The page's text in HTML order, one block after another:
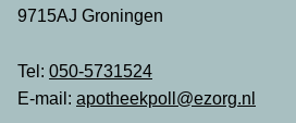
9715AJ Groningen
Tel: 050-5731524
E-mail: apotheekpoll@ezorg.nl